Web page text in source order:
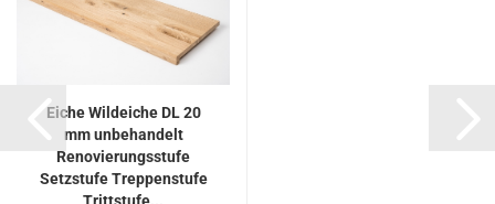
Eiche Wildeiche DL 20
mm unbehandelt
Renovierungsstufe
Setzstufe Treppenstufe